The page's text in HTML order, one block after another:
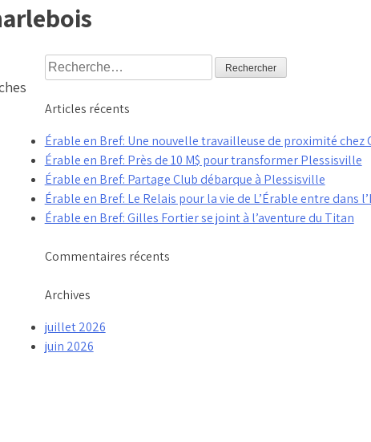
Rechercher :
Articles récents
Érable en Bref: Une nouvelle travailleuse de proximité chez
Érable en Bref: Près de 10 M$ pour transformer Plessisville
Érable en Bref: Partage Club débarque à Plessisville
Érable en Bref: Le Relais pour la vie de L’Érable entre dans
Érable en Bref: Gilles Fortier se joint à l’aventure du Titan
Commentaires récents
Archives
juillet 2026
juin 2026